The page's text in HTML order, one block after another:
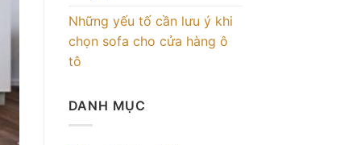
Những yếu tố cần lưu ý khi
chọn sofa cho cửa hàng ô
tô
DANH MỤC